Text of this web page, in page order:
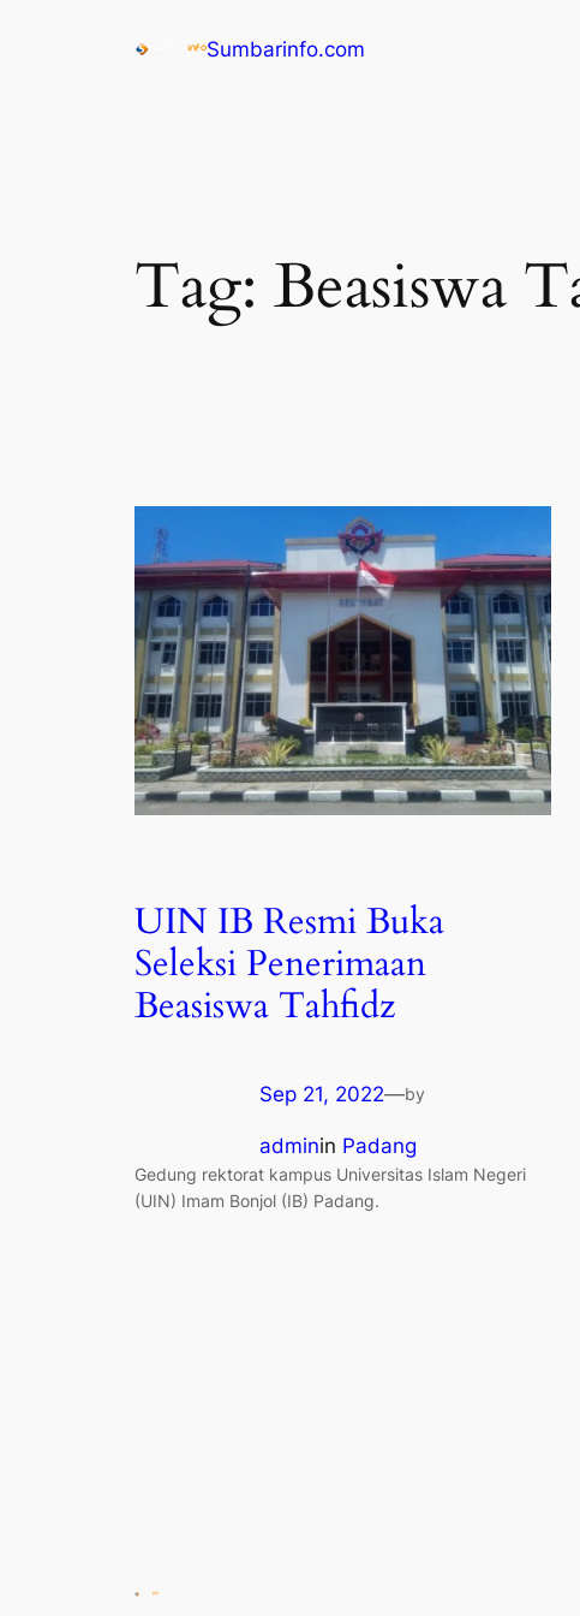
Sumbarinfo.com
Tag: Beasiswa
UIN IB Resmi Buka
Seleksi Penerimaan
Beasiswa Tahfidz
Sep 21, 2022—by
adminin Padang
Gedung rektorat kampus Universitas Islam Negeri
(UIN) Imam Bonjol (IB) Padang.